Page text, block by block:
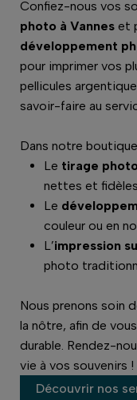
Confiez-nous vos
photo à Vannes et
développement
pour imprimer vos
pellicules
savoir-faire au
Dans notre
Le tirage
nettes et
Le
couleur ou en
L’impression
photo
Nous prenons soin
la nôtre, afin de
durable. Rendez-
vie à vos souvenirs !
Découvrir nos